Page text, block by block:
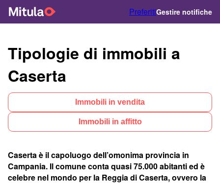
PreferitiGestire notifiche
Tipologie di immobili a
Caserta
Immobili in vendita
Immobili in affitto
Caserta è il capoluogo dell’omonima provincia in
Campania. Il comune conta quasi 75.000 abitanti ed è
celebre nel mondo per la Reggia di Caserta, ovvero la